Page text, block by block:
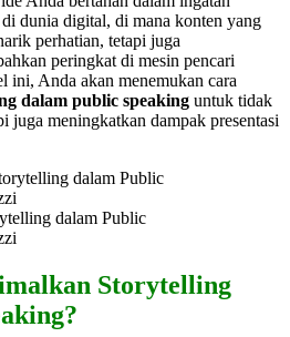
dunia digital, di mana konten yang
perhatian, tetapi juga
peringkat di mesin pencari
ini, Anda akan menemukan cara
dalam public speaking untuk tidak
juga meningkatkan dampak presentasi
dalam Public
Storytelling